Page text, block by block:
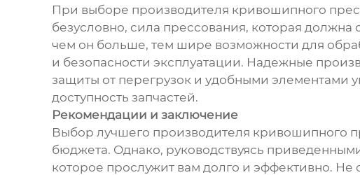
При выборе производителя кривошипного
безусловно, сила прессования, которая
чем он больше, тем шире возможности для
и безопасности эксплуатации. Надежные
защиты от перегрузок и удобными элементами
доступность запчастей.
Рекомендации и заключение
Выбор лучшего производителя кривошипного
бюджета. Однако, руководствуясь
которое прослужит вам долго и эффективно. Не